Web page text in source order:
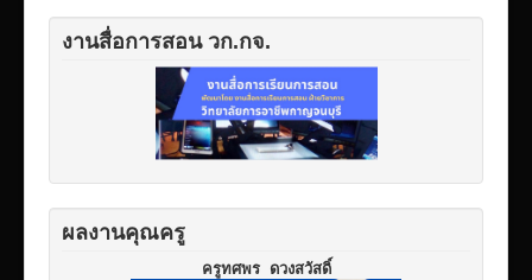
งานสื่อการสอน วก.กจ.
ผลงานคุณครู
ครูทศพร ดวงสวัสดิ์